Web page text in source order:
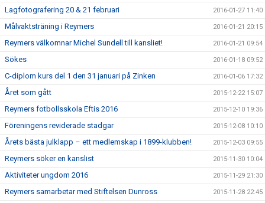
Lagfotografering 20 & 21 februari 2016-01-27 11:40
Målvaktsträning i Reymers 2016-01-21 20:15
Reymers välkomnar Michel Sundell till kansliet! 2016-01-21 09:54
Sökes 2016-01-18 09:52
C-diplom kurs del 1 den 31 januari på Zinken 2016-01-06 17:32
Året som gått 2015-12-22 15:07
Reymers fotbollsskola Eftis 2016 2015-12-10 19:36
Föreningens reviderade stadgar 2015-12-08 10:10
Årets bästa julklapp – ett medlemskap i 1899-klubben! 2015-12-03 09:55
Reymers söker en kanslist 2015-11-30 10:04
Aktiviteter ungdom 2016 2015-11-29 21:30
Reymers samarbetar med Stiftelsen Dunross 2015-11-28 22:45